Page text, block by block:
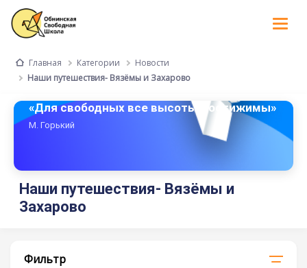
Главная Категории
Новости
Наши путешествия- Вязёмы и Захарово
«Для свободных все высоты достижимы»
М. Горький
Наши путешествия- Вязёмы и
Захарово
Фильтр